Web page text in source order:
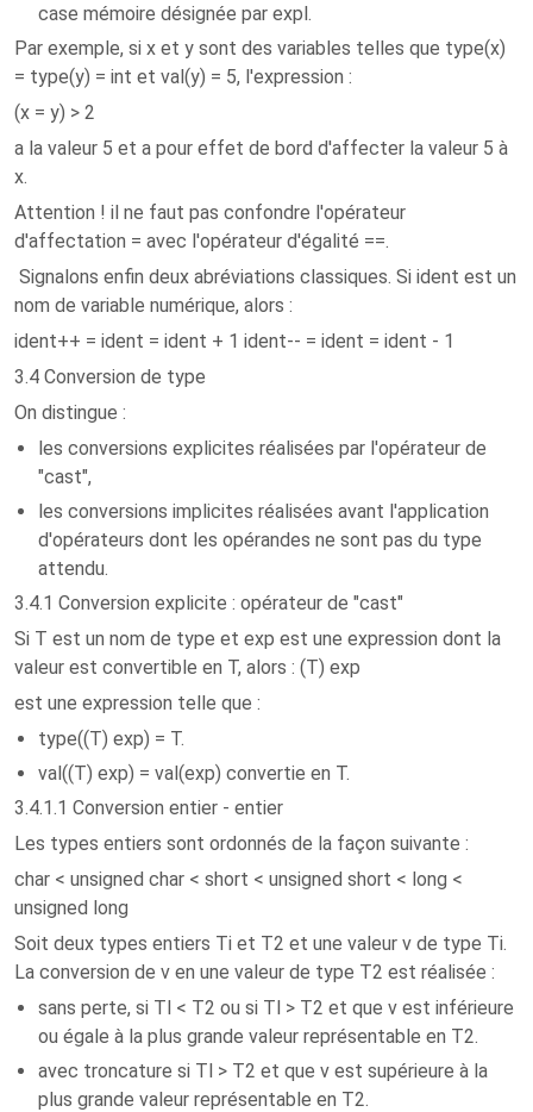
case mémoire désignée par expl.
Par exemple, si x et y sont des variables telles que type(x)
= type(y) = int et val(y) = 5, l'expression :
(x = y) > 2
a la valeur 5 et a pour effet de bord d'affecter la valeur 5 à
x.
Attention ! il ne faut pas confondre l'opérateur
d'affectation = avec l'opérateur d'égalité ==.
Signalons enfin deux abréviations classiques. Si ident est un
nom de variable numérique, alors :
ident++ = ident = ident + 1 ident-- = ident = ident - 1
3.4 Conversion de type
On distingue :
les conversions explicites réalisées par l'opérateur de
"cast",
les conversions implicites réalisées avant l'application
d'opérateurs dont les opérandes ne sont pas du type
attendu.
3.4.1 Conversion explicite : opérateur de "cast"
Si T est un nom de type et exp est une expression dont la
valeur est convertible en T, alors : (T) exp
est une expression telle que :
type((T) exp) = T.
val((T) exp) = val(exp) convertie en T.
3.4.1.1 Conversion entier - entier
Les types entiers sont ordonnés de la façon suivante :
char < unsigned char < short < unsigned short < long <
unsigned long
Soit deux types entiers Ti et T2 et une valeur v de type Ti.
La conversion de v en une valeur de type T2 est réalisée :
sans perte, si Tl < T2 ou si Tl > T2 et que v est inférieure
ou égale à la plus grande valeur représentable en T2.
avec troncature si Tl > T2 et que v est supérieure à la
plus grande valeur représentable en T2.